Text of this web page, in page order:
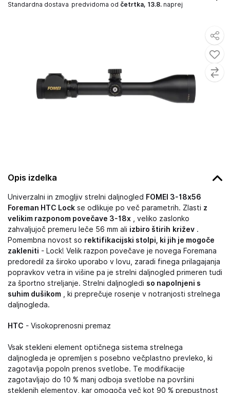
Opis izdelka
Univerzalni in zmogljiv strelni daljnogled FOMEI 3-18x56
Foreman HTC Lock se odlikuje po več parametrih. Zlasti z
velikim razponom povečave 3-18x , veliko zaslonko
zahvaljujoč premeru leče 56 mm ali izbiro štirih križev .
Pomembna novost so rektifikacijski stolpi, ki jih je mogoče
zakleniti - Lock! Velik razpon povečave je novega Foremana
predoredil za široko uporabo v lovu, zaradi finega prilagajanja
popravkov vetra in višine pa je strelni daljnogled primeren tudi
za športno streljanje. Strelni daljnogledi so napolnjeni s
suhim dušikom , ki preprečuje rosenje v notranjosti strelnega
daljnogleda.
HTC - Visokoprenosni premaz
Vsak stekleni element optičnega sistema strelnega
daljnogleda je opremljen s posebno večplastno prevleko, ki
zagotavlja popoln prenos svetlobe. Te modifikacije
zagotavljajo do 10 % manj odboja svetlobe na površini
steklenih elementov, kar omogoča več kot 90 % prepustnost
Standardna dostava predvidoma od četrtka, 13.8. naprej